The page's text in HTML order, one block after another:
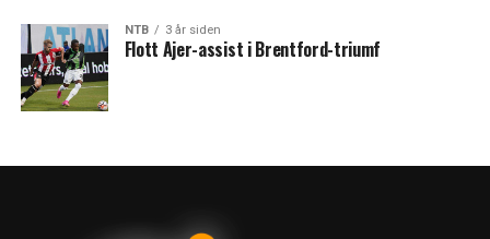
NTB 3 år siden
Flott Ajer-assist i Brentford-triumf